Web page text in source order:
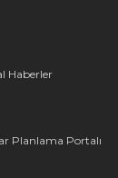
Haberler
Planlama Portalı